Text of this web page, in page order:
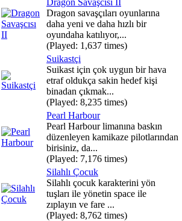
Dragon Savaşcısı II
Dragon savaşçıları oyunlarına
daha yeni ve daha hızlı bir
oyundaha katılıyor,...
(Played: 1,637 times)
Suikastçi
Suikast için çok uygun bir hava
etraf oldukça sakin hedef kişi
binadan çıkmak...
(Played: 8,235 times)
Pearl Harbour
Pearl Harbour limanına baskın
düzenleyen kamikaze pilotlarından
birisiniz, da...
(Played: 7,176 times)
Silahlı Çocuk
Silahlı çocuk karakterini yön
tuşları ile yönetin space ile
zıplayın ve fare ...
(Played: 8,762 times)